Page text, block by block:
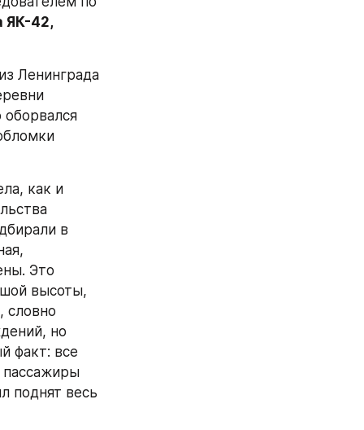
ЯК-42,
Ленинграда
как и
в
Это
высоты,
словно
но
факт: все
пассажиры
поднят весь